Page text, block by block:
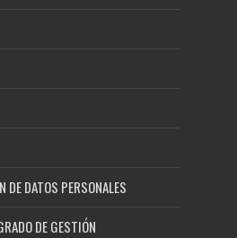
DE DATOS PERSONALES
DE GESTIÓN